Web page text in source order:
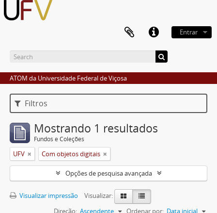
Entrar
ATOM da Universidade Federal de Viçosa
Filtros
Mostrando 1 resultados
Fundos e Coleções
UFV Com objetos digitais
Opções de pesquisa avançada
Visualizar impressão
Visualizar:
Ordenar por: Data inicial
Direção: Ascendente